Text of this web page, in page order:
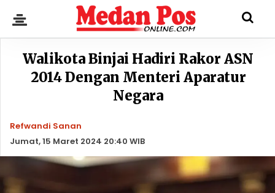
Walikota Binjai Hadiri Rakor ASN
2014 Dengan Menteri Aparatur
Negara
Refwandi Sanan
Jumat, 15 Maret 2024 20:40 WIB